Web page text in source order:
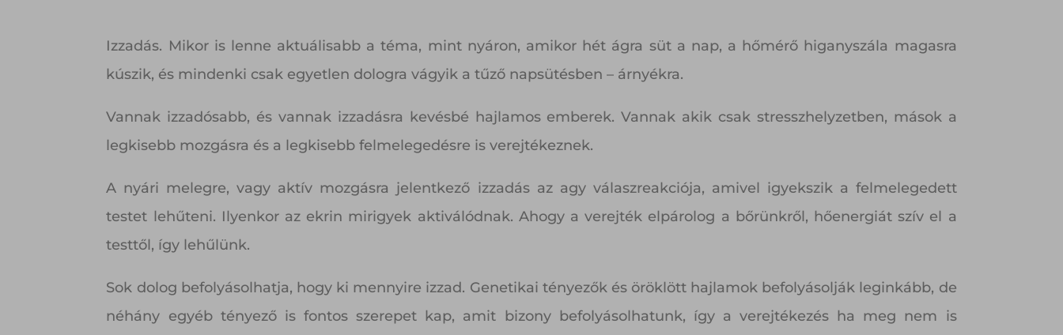
Izzadás. Mikor is lenne aktuálisabb a téma, mint nyáron, amikor hét ágra süt a nap, a hőmérő higanyszála magasra
kúszik, és mindenki csak egyetlen dologra vágyik a tűző napsütésben – árnyékra.
Vannak izzadósabb, és vannak izzadásra kevésbé hajlamos emberek. Vannak akik csak stresszhelyzetben, mások a
legkisebb mozgásra és a legkisebb felmelegedésre is verejtékeznek.
A nyári melegre, vagy aktív mozgásra jelentkező izzadás az agy válaszreakciója, amivel igyekszik a felmelegedett
testet lehűteni. Ilyenkor az ekrin mirigyek aktiválódnak. Ahogy a verejték elpárolog a bőrünkről, hőenergiát szív el a
testtől, így lehűlünk.
Sok dolog befolyásolhatja, hogy ki mennyire izzad. Genetikai tényezők és öröklött hajlamok befolyásolják leginkább, de
néhány egyéb tényező is fontos szerepet kap, amit bizony befolyásolhatunk, így a verejtékezés ha meg nem is